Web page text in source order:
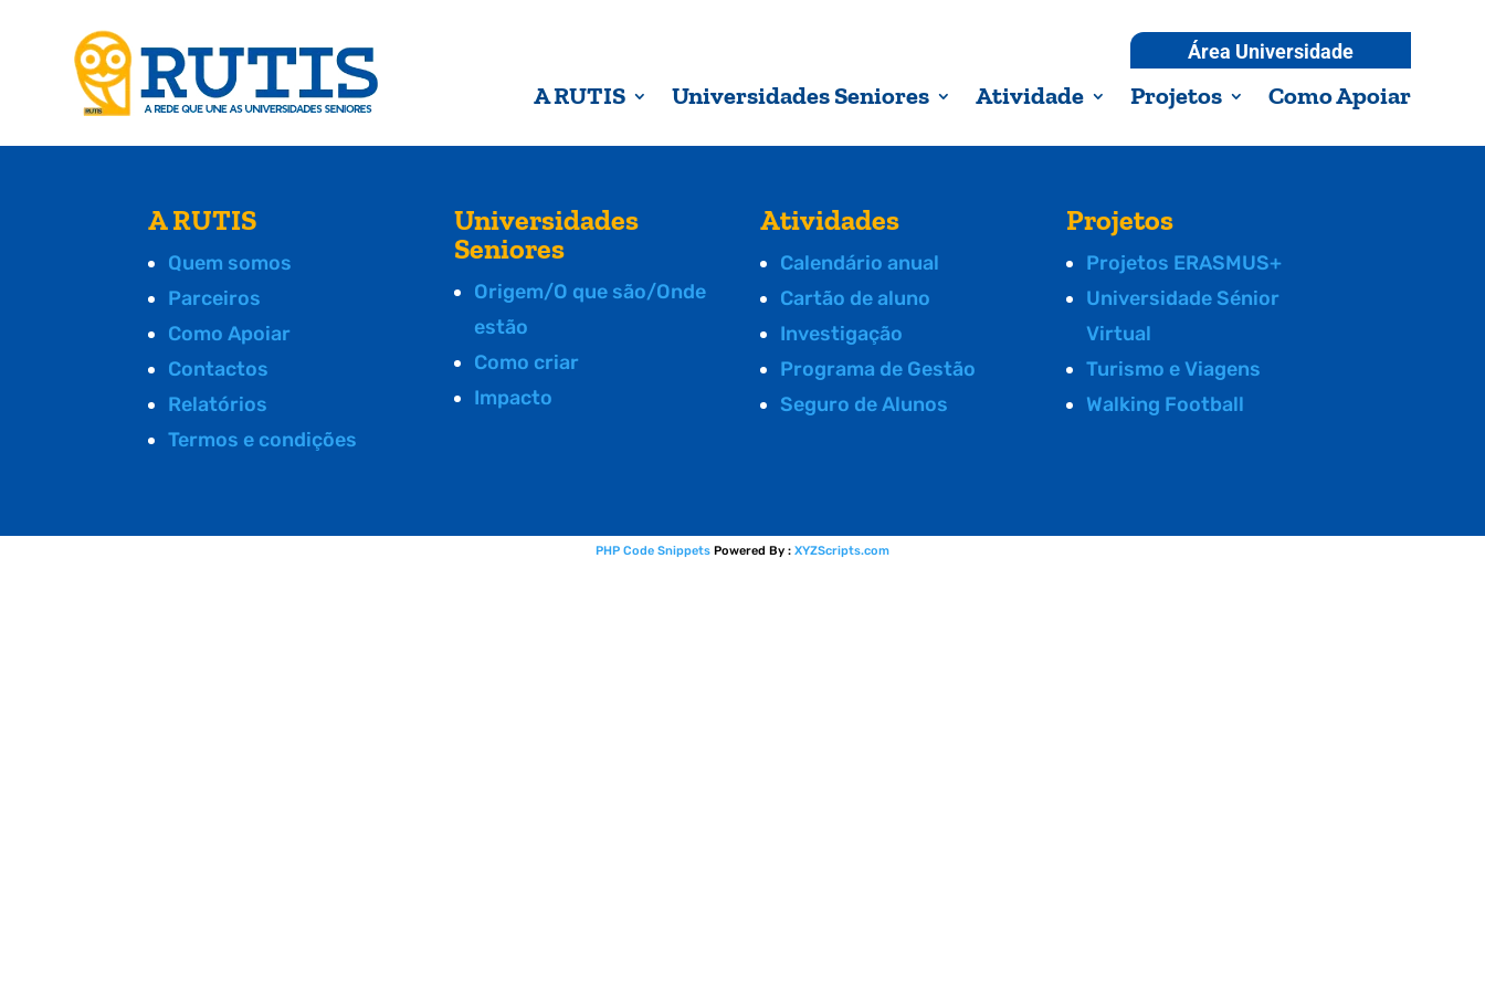
Área Universidade
A RUTIS Universidades Seniores Atividade Projetos Como Apoiar
A RUTIS
Quem somos
Parceiros
Como Apoiar
Contactos
Relatórios
Termos e condições
Universidades
Seniores
Origem/O que são/Onde
estão
Como criar
Impacto
Atividades
Calendário anual
Cartão de aluno
Investigação
Programa de Gestão
Seguro de Alunos
Projetos
Projetos ERASMUS+
Universidade Sénior
Virtual
Turismo e Viagens
Walking Football
PHP Code Snippets Powered By : XYZScripts.com